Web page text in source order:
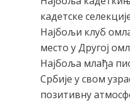
кадетске
Најбољи клуб
место у Другој
Најбоља млађа
Србије у свом
позитивну